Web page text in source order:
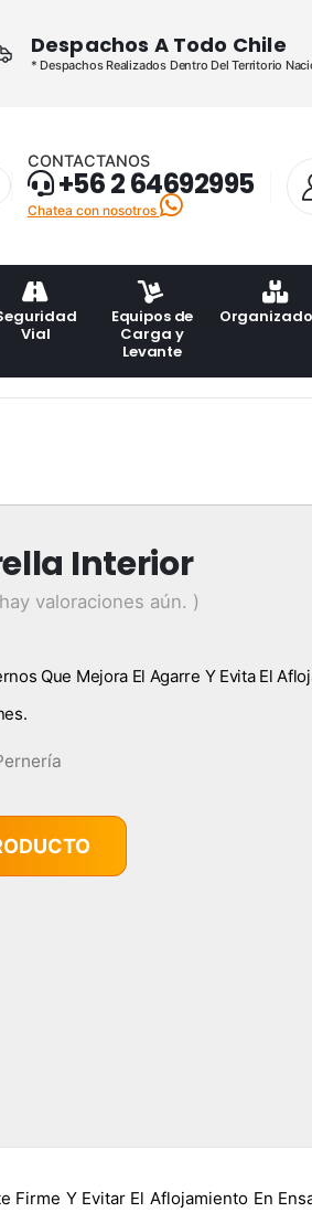
Despachos A Todo Chile
* Despachos Realizados Dentro Del Territorio
CONTACTANOS
+56 2 64692995
Chatea con nosotros
Vial
Equipos de
Carga y
Levante
Interior
valoraciones aún. )
Que Mejora El Agarre Y Evita El
Y Evitar El Aflojamiento En